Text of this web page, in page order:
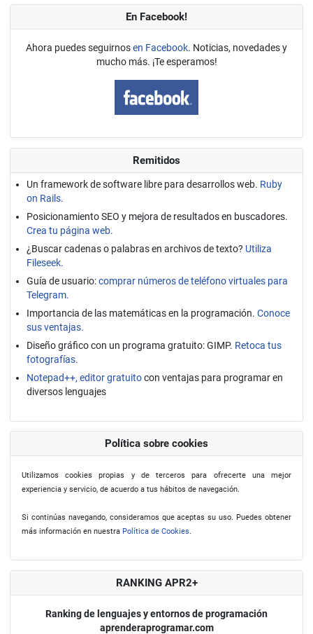
En Facebook!
Ahora puedes seguirnosen Facebook. Noticias, novedades y
mucho más. ¡Te esperamos!
Remitidos
Un framework de software libre para desarrollos web. Ruby
on Rails.
Posicionamiento SEO y mejora de resultados en buscadores.
Crea tu página web.
¿Buscar cadenas o palabras en archivos de texto? Utiliza
Fileseek.
Guía de usuario:comprar números de teléfono virtuales para
Telegram.
Importancia de las matemáticas en la programación. Conoce
sus ventajas.
Diseño gráfico con un programa gratuito: GIMP. Retoca tus
fotografías.
Notepad++, editor gratuitocon ventajas para programar en
diversos lenguajes
Política sobre cookies
Utilizamos cookies propias y de terceros para ofrecerte una mejor
experiencia y servicio, de acuerdo a tus hábitos de navegación.
Si continúas navegando, consideramos que aceptas su uso. Puedes obtener
más información en nuestra Política de Cookies.
RANKING APR2+
Ranking de lenguajes y entornos de programación
aprenderaprogramar.com